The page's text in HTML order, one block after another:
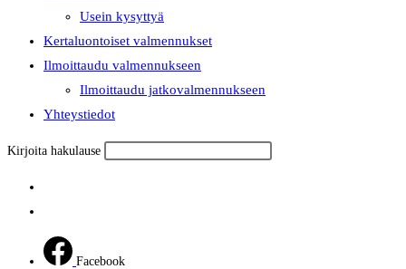
Usein kysyttyä
Kertaluontoiset valmennukset
Ilmoittaudu valmennukseen
Ilmoittaudu jatkovalmennukseen
Yhteystiedot
Kirjoita hakulause
Facebook